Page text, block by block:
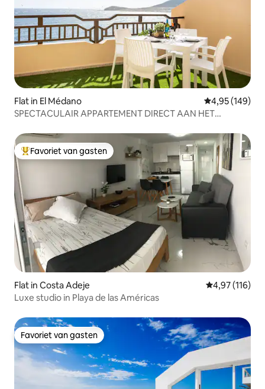
Flat in El Médano Gemiddelde
4,95 (149)
SPECTACULAIR APPARTEMENT DIRECT AAN HET
Topfavoriet van gasten
Favoriet van gasten
Flat in Costa Adeje Gemiddelde
4,97 (116)
Luxe studio in Playa de las Américas
Favoriet van gasten
Favoriet van gasten